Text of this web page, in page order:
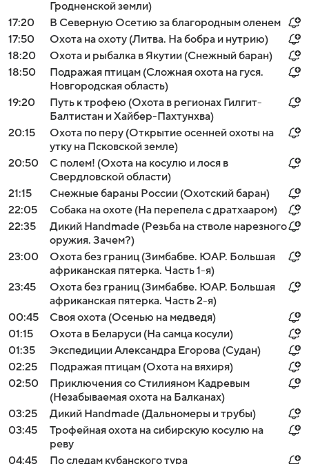
Гродненской земли)
17:20
В Северную Осетию за благородным оленем
17:50
Охота на охоту (Литва. На бобра и нутрию)
18:20
Охота и рыбалка в Якутии (Снежный баран)
18:50
Подражая птицам (Сложная охота на гуся.
Новгородская область)
19:20
Путь к трофею (Охота в регионах Гилгит-
Балтистан и Хайбер-Пахтунхва)
20:15
Охота по перу (Открытие осенней охоты на
утку на Псковской земле)
20:50
С полем! (Охота на косулю и лося в
Свердловской области)
21:15
Снежные бараны России (Охотский баран)
22:05
Собака на охоте (На перепела с дратхааром)
22:35
Дикий Handmade (Резьба на стволе нарезного
оружия. Зачем?)
23:00
Охота без границ (Зимбабве. ЮАР. Большая
африканская пятерка. Часть 1-я)
23:45
Охота без границ (Зимбабве. ЮАР. Большая
африканская пятерка. Часть 2-я)
00:45
Своя охота (Осенью на медведя)
01:15
Охота в Беларуси (На самца косули)
01:35
Экспедиции Александра Егорова (Судан)
02:25
Подражая птицам (Охота на вяхиря)
02:50
Приключения со Стилияном Кадревым
(Незабываемая охота на Балканах)
03:25
Дикий Handmade (Дальномеры и трубы)
03:45
Трофейная охота на сибирскую косулю на
реву
04:45
По следам кубанского тура